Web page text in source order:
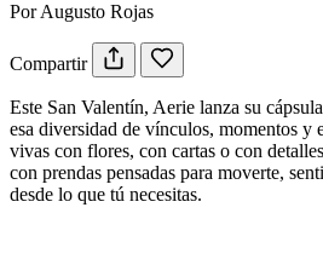
Por Augusto Rojas
Compartir
Este San Valentín, Aerie lanza su
esa diversidad de vínculos, momentos y
vivas con flores, con cartas o con
con prendas pensadas para moverte,
desde lo que tú necesitas.